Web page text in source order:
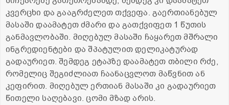
კვერცხი და გააგრძელეთ თქვეფა. გაერთიანებულ
მასაში დაამატეთ ძმარი და გათქვიფეთ 1 წუთის
განმავლობაში. მიღებულ მასაში ჩაყარეთ მშრალი
ინგრედიენტები და შპატულით დელიკატურად
გადაურიეთ. შემდეგ ეტაპზე დაამატეთ თბილი რძე,
რომელიც შეგიძლიათ ჩაანაცვლოთ მაწვნით ან
კეფირით. მიღებულ ერთიან მასაში კი გადაურიეთ
წითელი საღებავი. ცომი მზად არის.